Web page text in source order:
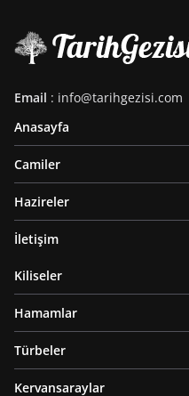
Email : info@tarihgezisi.com
Anasayfa
Camiler
Hazireler
İletişim
Kiliseler
Hamamlar
Türbeler
Kervansaraylar